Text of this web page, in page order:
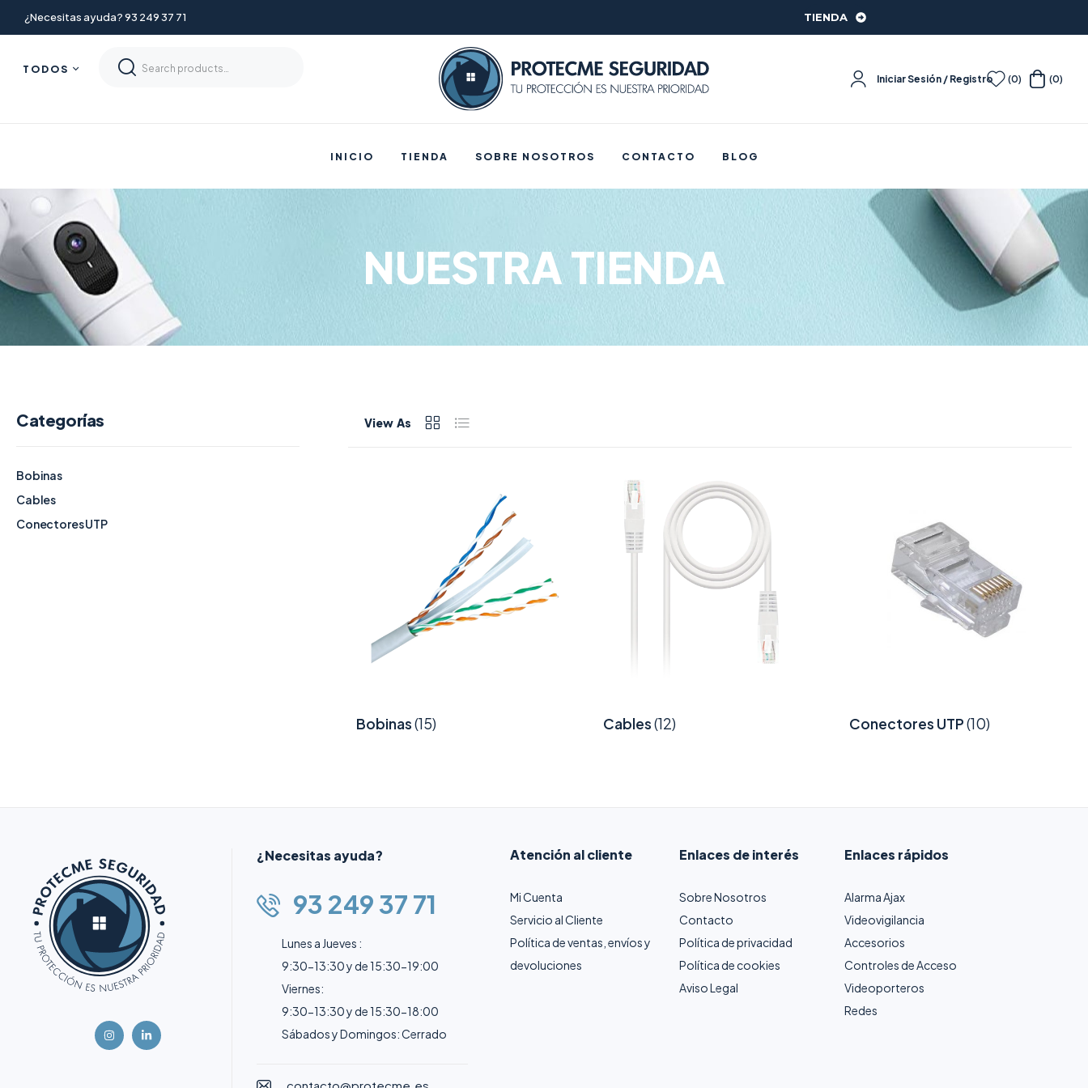
¿Necesitas ayuda? 93 249 37 71 TIENDA
TODOS
Iniciar Sesión / Registro (0) (0)
INICIO TIENDA SOBRE NOSOTROS CONTACTO BLOG
NUESTRA TIENDA
View As
Bobinas(15) Cables(12) Conectores UTP(10)
Categorías
Bobinas
Cables
Conectores UTP
¿Necesitas ayuda?
93 249 37 71
Lunes a Jueves :
9:30-13:30 y de 15:30-19:00
Viernes:
9:30-13:30 y de 15:30-18:00
Sábados y Domingos: Cerrado
contacto@protecme.es
Atención al cliente
Mi Cuenta
Servicio al Cliente
Política de ventas, envíos y
devoluciones
Enlaces de interés
Sobre Nosotros
Contacto
Política de privacidad
Política de cookies
Aviso Legal
Enlaces rápidos
Alarma Ajax
Videovigilancia
Accesorios
Controles de Acceso
Videoporteros
Redes